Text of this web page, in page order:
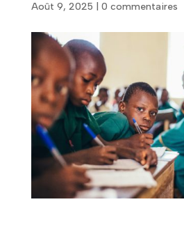
Août 9, 2025 0 commentaires